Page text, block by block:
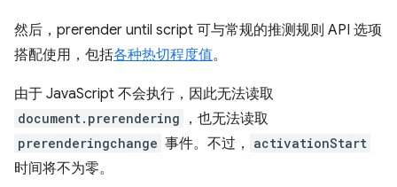
然后， prerender until script 可与常规的推测规则 API 选项
搭配使用，包括各种热切程度值。
由于 JavaScript 不会执行，因此无法读取
document.prerendering ，也无法读取
prerenderingchange 事件。不过， activationStart
时间将不为零。